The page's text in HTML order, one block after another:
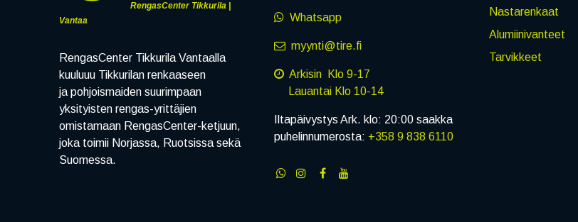
RengasCenter Tikkurila |
Vantaa
RengasCenter Tikkurila Vantaalla
kuuluuu Tikkurilan renkaaseen
ja pohjoismaiden suurimpaan
yksityisten rengas-yrittäjien
omistamaan RengasCenter-ketjuun,
joka toimii Norjassa, Ruotsissa sekä
Suomessa.
Whatsapp
myynti@tire.fi
Arkisin Klo 9-17
Lauantai Klo 10-14
Iltapäivystys Ark. klo: 20:00 saakka
puhelinnumerosta: +358 9 838 6110
Nastarenkaat
Alumiinivanteet
Tarvikkeet